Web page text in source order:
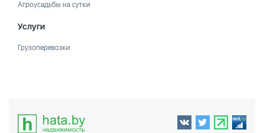
Агроусадьбы на сутки
Услуги
Грузоперевозки